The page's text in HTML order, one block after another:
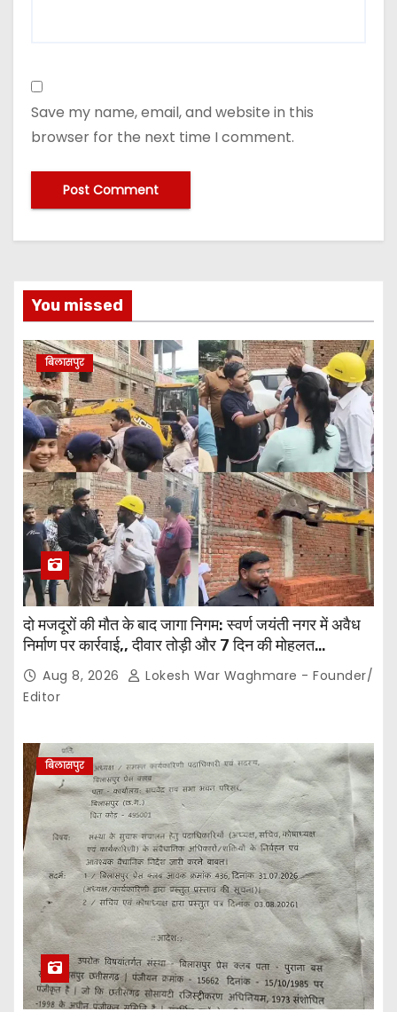
Save my name, email, and website in this
browser for the next time I comment.
You missed
बिलासपुर
दो मजदूरों की मौत के बाद जागा निगम: स्वर्ण जयंती नगर में अवैध
निर्माण पर कार्रवाई,, दीवार तोड़ी और 7 दिन की मोहलत…
Aug 8, 2026
Lokesh War Waghmare - Founder/
Editor
बिलासपुर